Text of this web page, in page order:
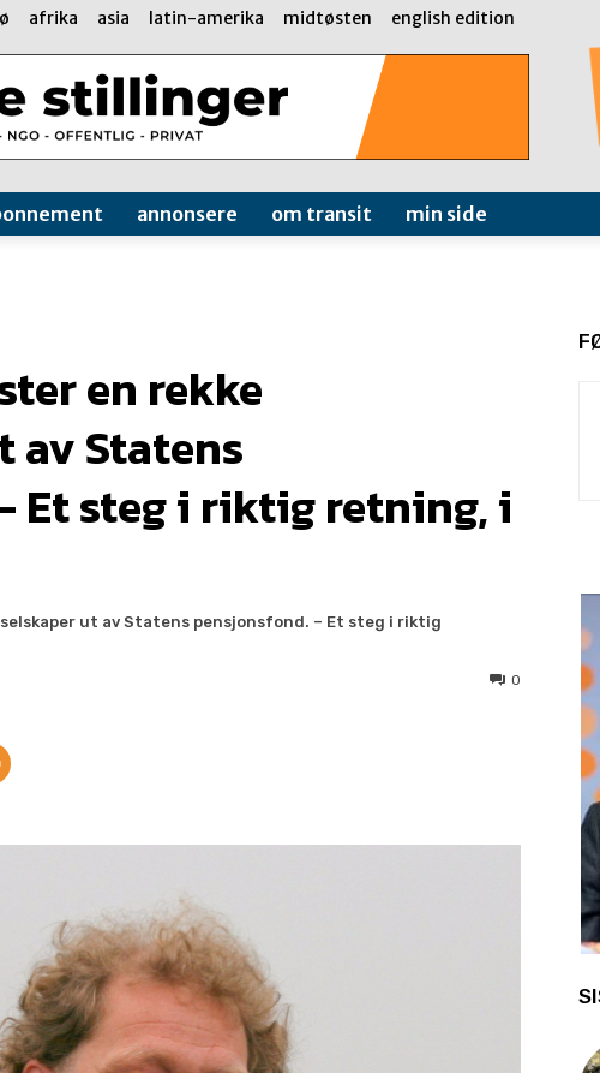
afrika asia latin-amerika midtøsten english edition
annonsere om transit min side
en rekke
av Statens
Et steg i riktig retning, i
ut av Statens pensjonsfond. – Et steg i riktig
0